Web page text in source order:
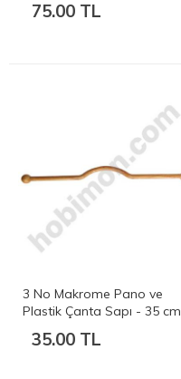
75.00 TL
3 No Makrome Pano ve
Plastik Çanta Sapı - 35 cm
35.00 TL